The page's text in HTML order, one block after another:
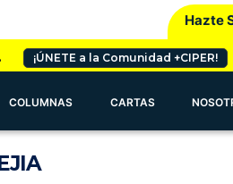
Hazte
¡ÚNETE a la Comunidad +CIPER!
COLUMNAS CARTAS